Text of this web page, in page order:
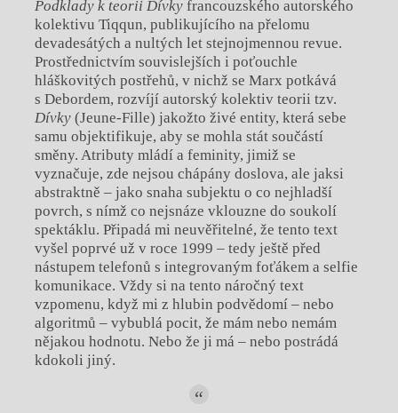
Podklady k teorii Dívkyfrancouzského autorského
kolektivu Tiqqun, publikujícího na přelomu
devadesátých a nultých let stejnojmennou revue.
Prostřednictvím souvislejších i poťouchle
hláškovitých postřehů, v nichž se Marx potkává
s Debordem, rozvíjí autorský kolektiv teorii tzv.
Dívky(Jeune-Fille) jakožto živé entity, která sebe
samu objektifikuje, aby se mohla stát součástí
směny. Atributy mládí a feminity, jimiž se
vyznačuje, zde nejsou chápány doslova, ale jaksi
abstraktně – jako snaha subjektu o co nejhladší
povrch, s nímž co nejsnáze vklouzne do soukolí
spektáklu. Připadá mi neuvěřitelné, že tento text
vyšel poprvé už v roce 1999 – tedy ještě před
nástupem telefonů s integrovaným foťákem a selfie
komunikace. Vždy si na tento náročný text
vzpomenu, když mi z hlubin podvědomí – nebo
algoritmů – vybublá pocit, že mám nebo nemám
nějakou hodnotu. Nebo že ji má – nebo postrádá
kdokoli jiný.